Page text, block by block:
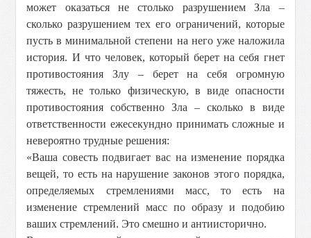
может оказаться не столько разрушением Зла –
сколько разрушением тех его ограничений, которые
пусть в минимальной степени на него уже наложила
история. И что человек, который берет на себя гнет
противостояния Злу – берет на себя огромную
тяжесть, не только физическую, в виде опасности
противостояния собственно Зла – сколько в виде
ответственности ежесекундно принимать сложные и
невероятно трудные решения:
«Ваша совесть подвигает вас на изменение порядка
вещей, то есть на нарушение законов этого порядка,
определяемых стремлениями масс, то есть на
изменение стремлений масс по образу и подобию
ваших стремлений. Это смешно и антиисторично.